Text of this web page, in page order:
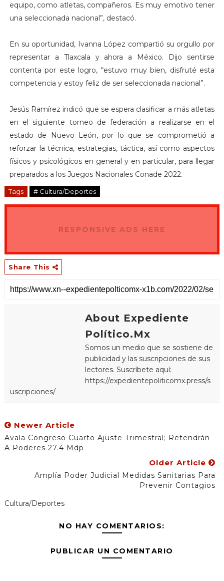
equipo, como atletas, compañeros. Es muy emotivo tener
una seleccionada nacional”, destacó.
En su oportunidad, Ivanna López compartió su orgullo por
representar a Tlaxcala y ahora a México. Dijo sentirse
contenta por este logro, “estuvo muy bien, disfruté esta
competencia y estoy feliz de ser seleccionada nacional”.
Jesús Ramírez indicó que se espera clasificar a más atletas
en el siguiente torneo de federación a realizarse en el
estado de Nuevo León, por lo que se comprometió a
reforzar la técnica, estrategias, táctica, así como aspectos
físicos y psicológicos en general y en particular, para llegar
preparados a los Juegos Nacionales Conade 2022.
Tags # Cultura/Deportes
RESPONSIVE ADS HERE
Share This
About Expediente
Político.Mx
Somos un medio que se sostiene de
publicidad y las suscripciones de sus
lectores. Suscríbete aquí:
https://expedientepoliticomx.press/s
uscripciones/
Newer Article
Avala Congreso Cuarto Ajuste Trimestral; Retendrán
A Poderes 27.4 Mdp
Older Article
Amplía Poder Judicial Medidas Sanitarias Para
Prevenir Contagios
Cultura/Deportes
NO HAY COMENTARIOS:
PUBLICAR UN COMENTARIO